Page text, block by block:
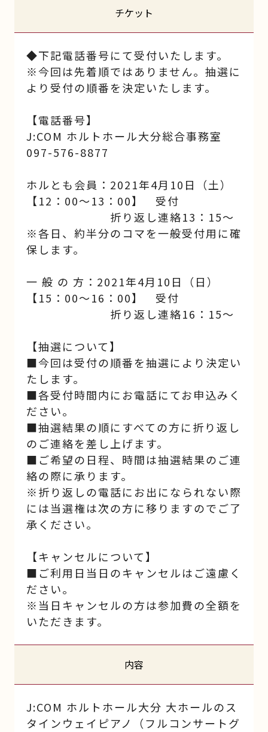
チケット
◆下記電話番号にて受付いたします。
※今回は先着順ではありません。抽選に
より受付の順番を決定いたします。
【電話番号】
J:COM ホルトホール大分総合事務室
097-576-8877
ホルとも会員：2021年4月10日（土）
【12：00～13：00】 受付
折り返し連絡13：15～
※各日、約半分のコマを一般受付用に確
保します。
一 般 の 方：2021年4月10日（日）
【15：00～16：00】 受付
折り返し連絡16：15～
【抽選について】
■今回は受付の順番を抽選により決定い
たします。
■各受付時間内にお電話にてお申込みく
ださい。
■抽選結果の順にすべての方に折り返し
のご連絡を差し上げます。
■ご希望の日程、時間は抽選結果のご連
絡の際に承ります。
※折り返しの電話にお出になられない際
には当選権は次の方に移りますのでご了
承ください。
【キャンセルについて】
■ご利用日当日のキャンセルはご遠慮く
ださい。
※当日キャンセルの方は参加費の全額を
いただきます。
内容
J:COM ホルトホール大分 大ホールのス
タインウェイピアノ（フルコンサートグ